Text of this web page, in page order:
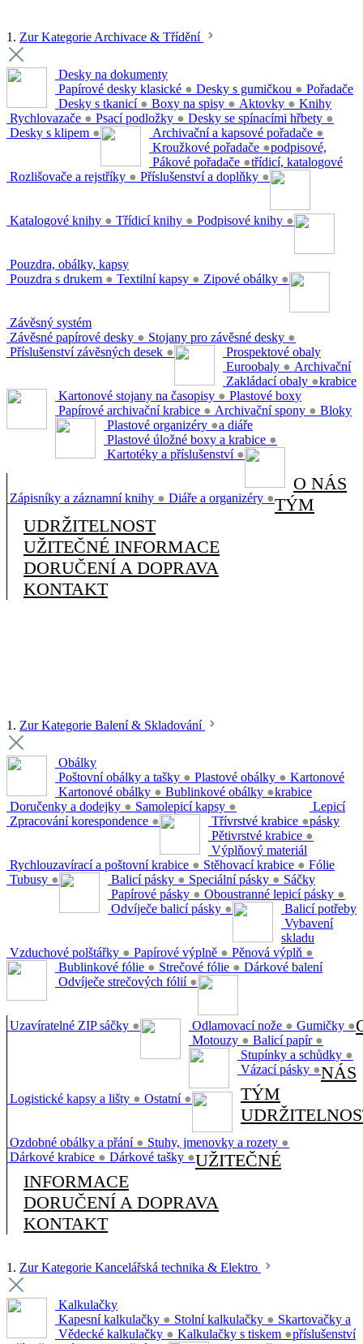
1. Zur Kategorie Archivace & Třídění
Desky na dokumenty
Papírové desky klasické ● Desky s gumičkou ●
Desky s tkanicí ● Boxy na spisy ● Aktovky ●
Rychlovazače ● Psací podložky ● Desky se spínacími hřbety ●
Desky s klipem ●
Pořadače
Archivační a kapsové pořadače ●
Kroužkové pořadače ●
Pákové pořadače ●
Rozlišovače a rejstříky ● Příslušenství a doplňky ●
Knihy
podpisové,
třídicí, katalogové
Katalogové knihy ● Třídicí knihy ● Podpisové knihy ●
Pouzdra, obálky, kapsy
Pouzdra s drukem ● Textilní kapsy ● Zipové obálky ●
Závěsný systém
Závěsné papírové desky ● Stojany pro závěsné desky ●
Příslušenství závěsných desek ●
Prospektové obaly
Euroobaly ●
Zakládací obaly ●
Archivační
krabice
Kartonové stojany na časopisy ●
Papírové archivační krabice ● Archivační spony ●
Plastové boxy
Plastové organizéry ●
Plastové úložné boxy a krabice ●
Kartotéky a příslušenství ●
Bloky
a diáře
Zápisníky a záznamní knihy ● Diáře a organizéry ●
O NÁS
TÝM
UDRŽITELNOST
UŽITEČNÉ INFORMACE
DORUČENÍ A DOPRAVA
KONTAKT
1. Zur Kategorie Balení & Skladování
Obálky
Poštovní obálky a tašky ● Plastové obálky ●
Kartonové obálky ● Bublinkové obálky ●
Doručenky a dodejky ● Samolepicí kapsy ●
Zpracování korespondence ●
Kartonové
krabice
Třívrstvé krabice ●
Pětivrstvé krabice ●
Rychlouzavírací a poštovní krabice ● Stěhovací krabice ●
Tubusy ●
Lepicí
pásky
Balicí pásky ● Speciální pásky ●
Papírové pásky ● Oboustranné lepicí pásky ●
Odvíječe balicí pásky ●
Výplňový materiál
Vzduchové polštářky ● Papírové výplně ● Pěnová výplň ●
Fólie
Bublinkové fólie ● Strečové fólie ●
Odvíječe strečových fólií ●
Sáčky
Uzavíratelné ZIP sáčky ●
Balicí potřeby
Odlamovací nože ● Gumičky ●
Motouzy ● Balicí papír ●
Vybavení
skladu
Stupínky a schůdky ●
Vázací pásky ●
Logistické kapsy a lišty ● Ostatní ●
Dárkové balení
Ozdobné obálky a přání ● Stuhy, jmenovky a rozety ●
Dárkové krabice ● Dárkové tašky ●
NÁS
TÝM
UŽITEČNÉ
INFORMACE
DORUČENÍ A DOPRAVA
KONTAKT
1. Zur Kategorie Kancelářská technika & Elektro
Kalkulačky
Kapesní kalkulačky ● Stolní kalkulačky ●
Vědecké kalkulačky ● Kalkulačky s tiskem ●
Skartovačky a
příslušenství